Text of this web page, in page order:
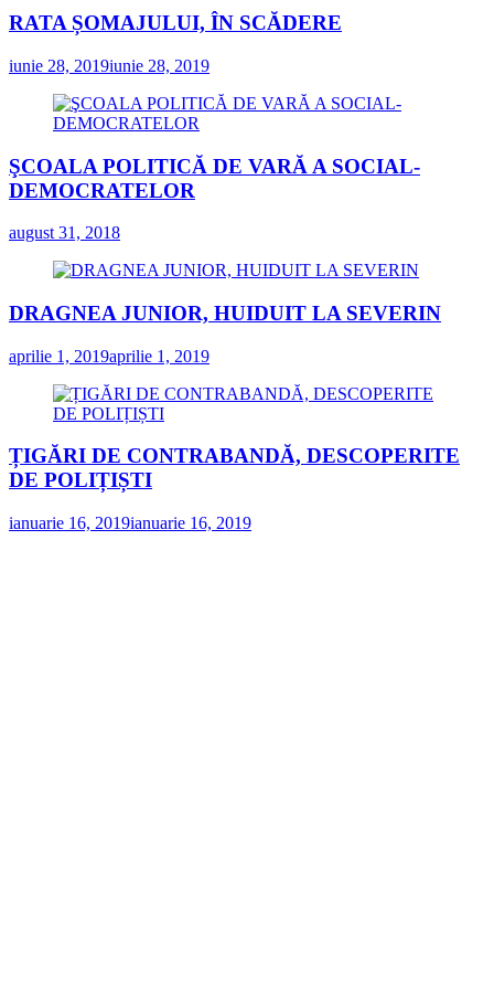
RATA ȘOMAJULUI, ÎN SCĂDERE
iunie 28, 2019iunie 28, 2019
ŞCOALA POLITICĂ DE VARĂ A SOCIAL-
DEMOCRATELOR
august 31, 2018
DRAGNEA JUNIOR, HUIDUIT LA SEVERIN
aprilie 1, 2019aprilie 1, 2019
ȚIGĂRI DE CONTRABANDĂ, DESCOPERITE
DE POLIȚIȘTI
ianuarie 16, 2019ianuarie 16, 2019